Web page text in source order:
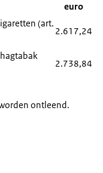
euro
(art.
2.617,24
2.738,84
ontleend.